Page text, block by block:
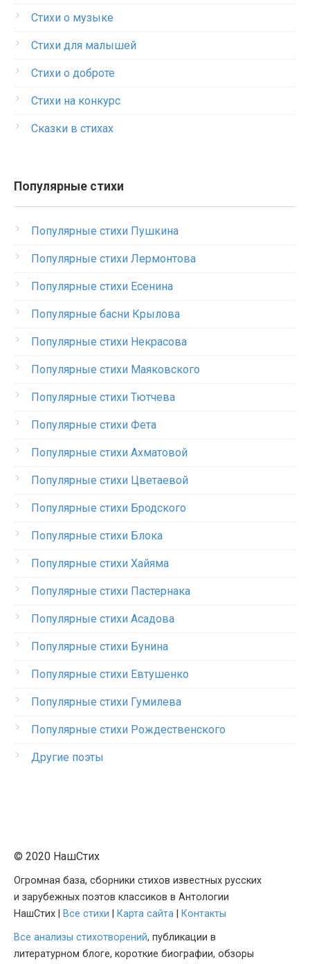
Стихи о музыке
Стихи для малышей
Стихи о доброте
Стихи на конкурс
Сказки в стихах
Популярные стихи
Популярные стихи Пушкина
Популярные стихи Лермонтова
Популярные стихи Есенина
Популярные басни Крылова
Популярные стихи Некрасова
Популярные стихи Маяковского
Популярные стихи Тютчева
Популярные стихи Фета
Популярные стихи Ахматовой
Популярные стихи Цветаевой
Популярные стихи Бродского
Популярные стихи Блока
Популярные стихи Хайяма
Популярные стихи Пастернака
Популярные стихи Асадова
Популярные стихи Бунина
Популярные стихи Евтушенко
Популярные стихи Гумилева
Популярные стихи Рождественского
Другие поэты
© 2020 НашСтих
Огромная база, сборники стихов известных русских
и зарубежных поэтов классиков в Антологии
НашСтих |
Все стихи Карта сайта
Контакты
Все анализы стихотворений, публикации в
литературном блоге, короткие биографии, обзоры